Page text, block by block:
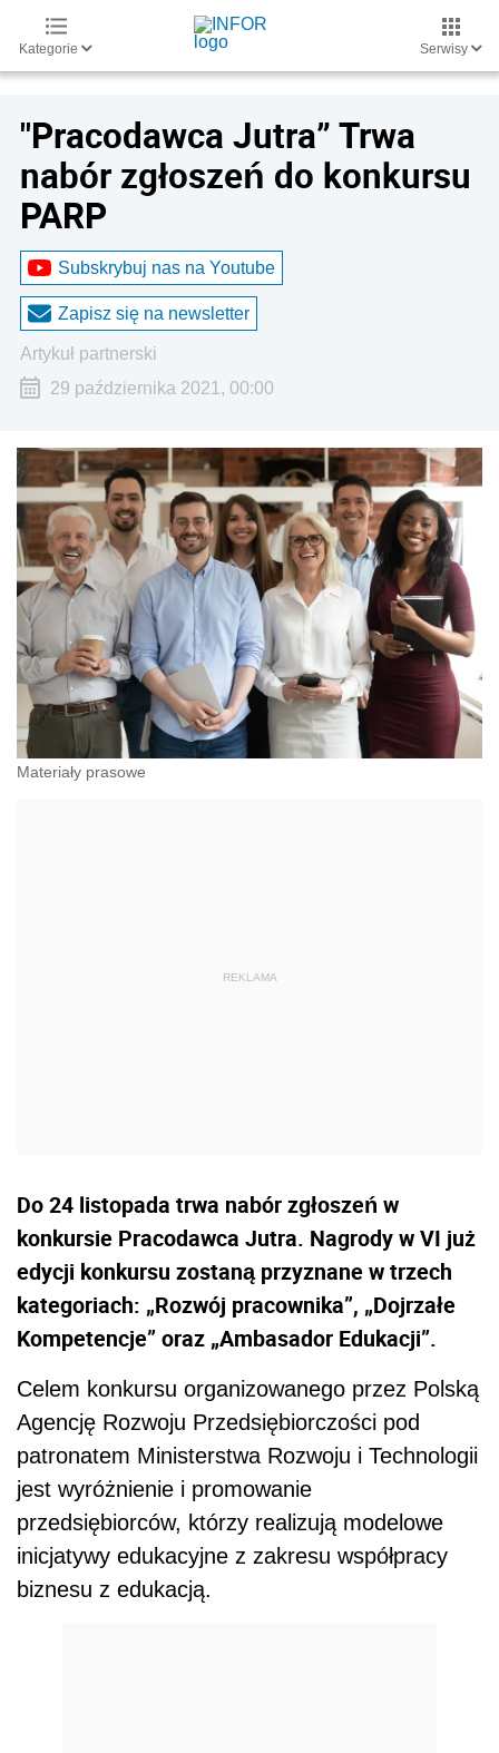
Kategorie Serwisy
"Pracodawca Jutra” Trwa
nabór zgłoszeń do konkursu
PARP
Subskrybuj nas na Youtube
Zapisz się na newsletter
artykuł partnerski
29 października 2021, 00:00
Materiały prasowe
Do 24 listopada trwa nabór zgłoszeń w
konkursie Pracodawca Jutra. Nagrody w VI już
edycji konkursu zostaną przyznane w trzech
kategoriach: „Rozwój pracownika”, „Dojrzałe
Kompetencje” oraz „Ambasador Edukacji”.
Celem konkursu organizowanego przez Polską
Agencję Rozwoju Przedsiębiorczości pod
patronatem Ministerstwa Rozwoju i Technologii
jest wyróżnienie i promowanie
przedsiębiorców, którzy realizują modelowe
inicjatywy edukacyjne z zakresu współpracy
biznesu z edukacją.